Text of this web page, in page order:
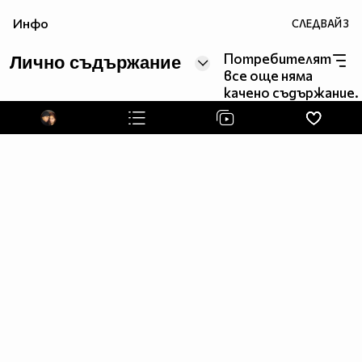
Инфо СЛЕДВАЙ3
Лично съдържание
Потребителят
все още няма
качено съдържание.